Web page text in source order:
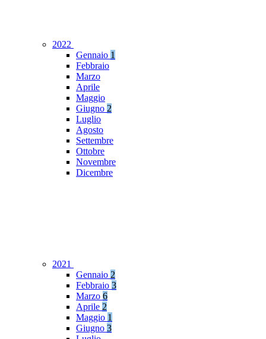
2022
Gennaio 1
Febbraio
Marzo
Aprile
Maggio
Giugno 2
Luglio
Agosto
Settembre
Ottobre
Novembre
Dicembre
2021
Gennaio 2
Febbraio 3
Marzo 6
Aprile 2
Maggio 1
Giugno 3